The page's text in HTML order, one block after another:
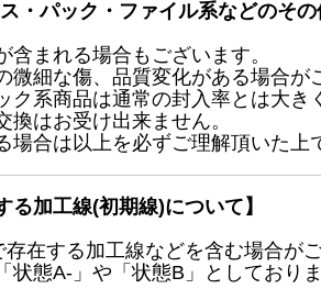
・パック・ファイル系などのその
まれる場合もございます。
細な傷、品質変化がある場合が
ク系商品は通常の封入率とは大き
はお受け出来ません。
場合は以上を必ずご理解頂いた上
る加工線(初期線)について】
在する加工線などを含む場合が
状態A-」や「状態B」としておりま